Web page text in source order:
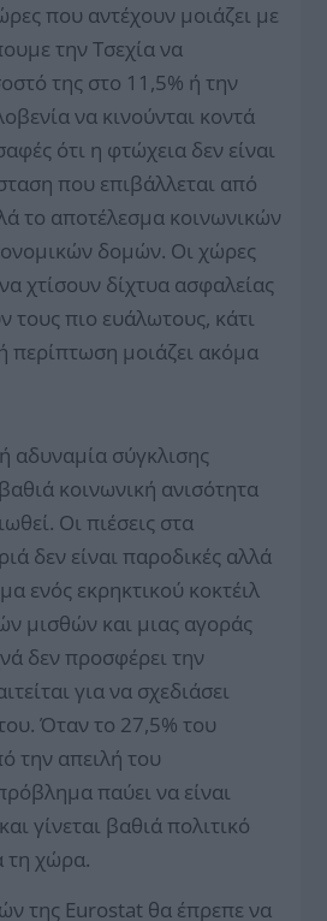
που αντέχουν μοιάζει με
την Τσεχία να
της στο 11,5% ή την
να κινούνται κοντά
ότι η φτώχεια δεν είναι
που επιβάλλεται από
το αποτέλεσμα κοινωνικών
δομών. Οι χώρες
χτίσουν δίχτυα ασφαλείας
τους πιο ευάλωτους, κάτι
περίπτωση μοιάζει ακόμα
αδυναμία σύγκλισης
κοινωνική ανισότητα
Οι πιέσεις στα
δεν είναι παροδικές αλλά
ενός εκρηκτικού κοκτέιλ
μισθών και μιας αγοράς
δεν προσφέρει την
για να σχεδιάσει
Όταν το 27,5% του
την απειλή του
παύει να είναι
γίνεται βαθιά πολιτικό
τη χώρα.
της Eurostat θα έπρεπε να